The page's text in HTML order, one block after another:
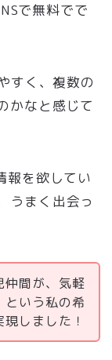
で無料でで
すく、複数の
かなと感じて
報を欲してい
うまく出会っ
仲間が、気軽
という私の希
しました！